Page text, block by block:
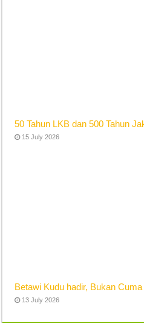
50 Tahun LKB dan 500 Tahun
15 July 2026
Betawi Kudu hadir, Bukan
13 July 2026